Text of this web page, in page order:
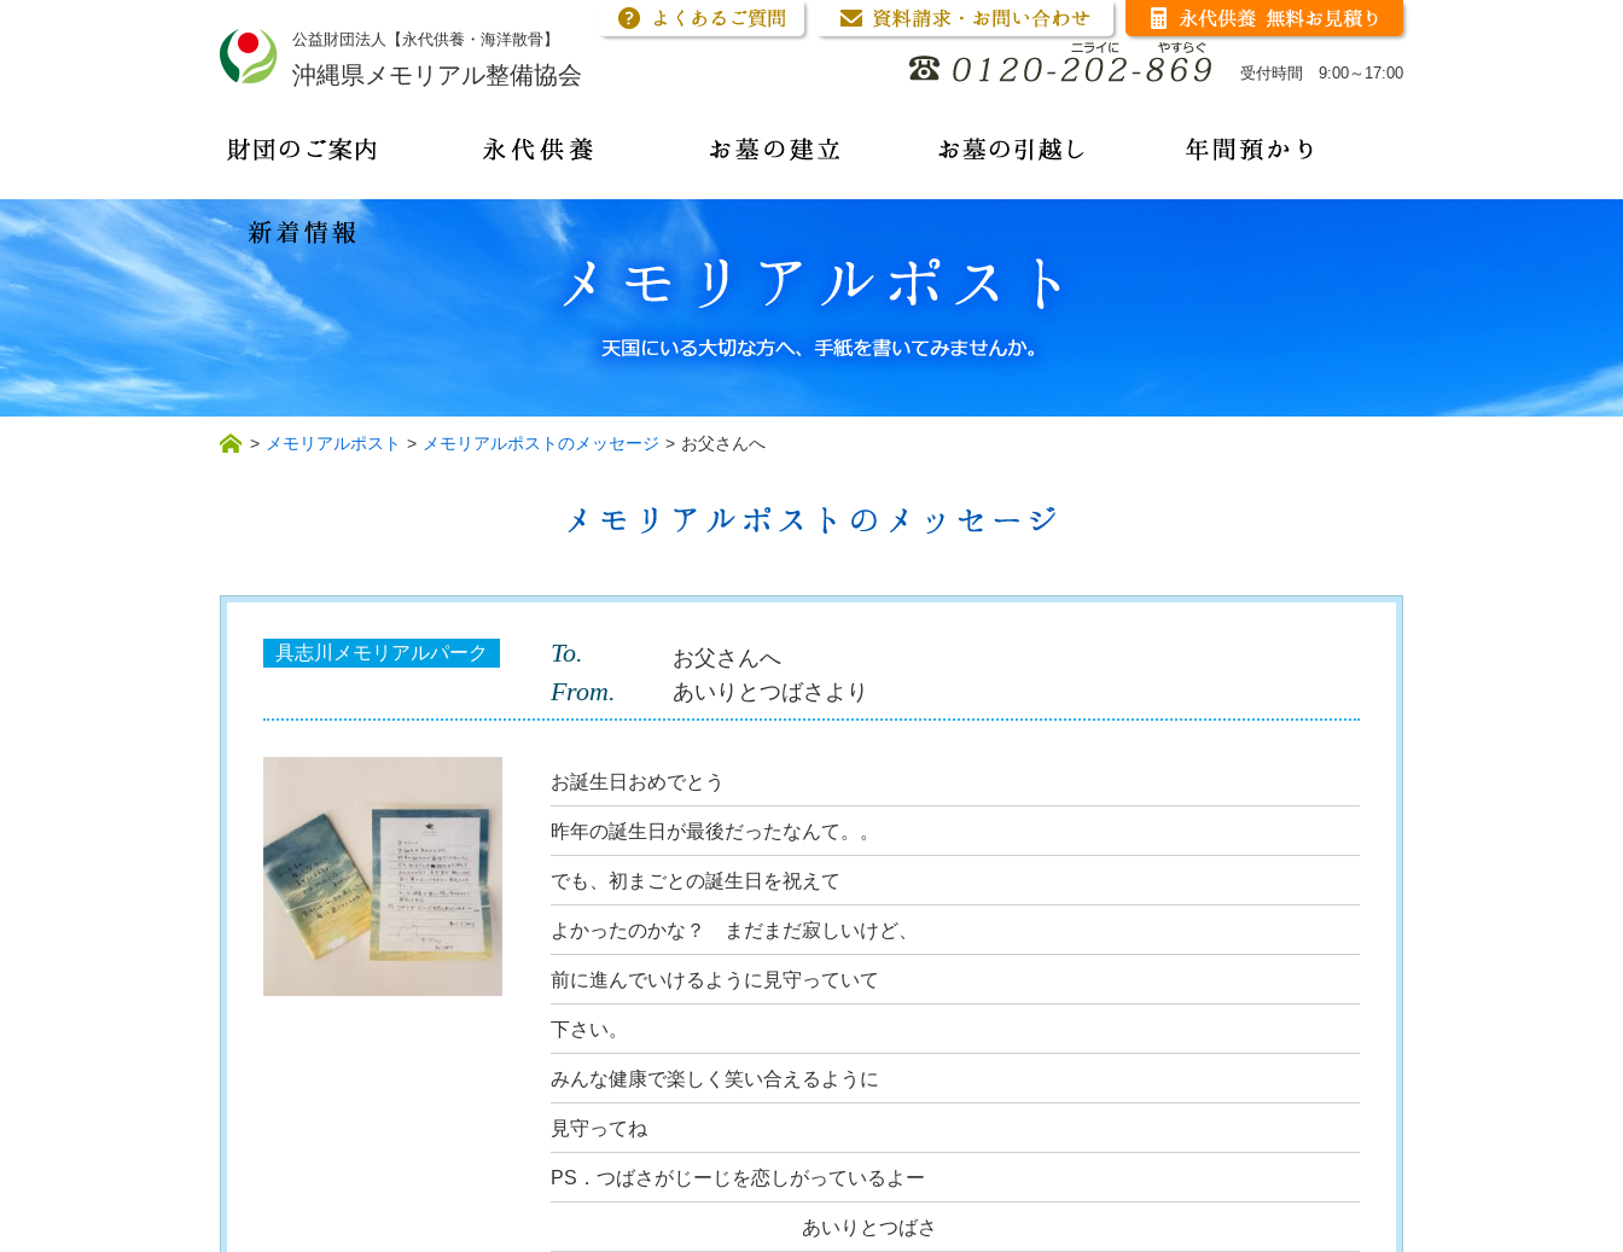
公益財団法人【永代供養・海洋散骨】
沖縄県メモリアル整備協会 受付時間 9:00～17:00
> メモリアルポスト > メモリアルポストのメッセージ > お父さんへ
メモリアルポストのメッセージ
具志川メモリアルパーク To. お父さんへ
From. あいりとつばさより
お誕生日おめでとう
昨年の誕生日が最後だったなんて。。
でも、初まごとの誕生日を祝えて
よかったのかな？ まだまだ寂しいけど、
前に進んでいけるように見守っていて
下さい。
みんな健康で楽しく笑い合えるように
見守ってね
PS．つばさがじーじを恋しがっているよー
あいりとつばさ